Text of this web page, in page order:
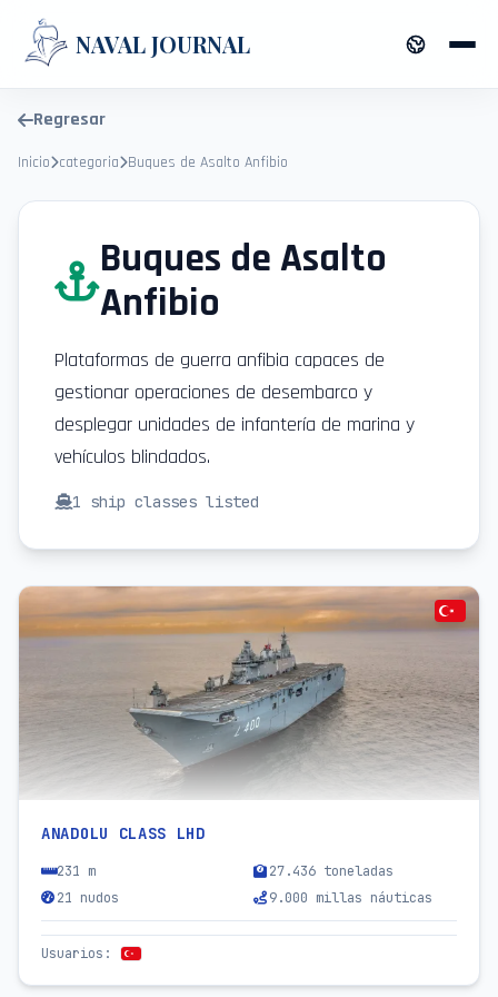
NAVAL JOURNAL
Regresar
Inicio categoria Buques de Asalto Anfibio
Buques de Asalto
Anfibio
Plataformas de guerra anfibia capaces de
gestionar operaciones de desembarco y
desplegar unidades de infantería de marina y
vehículos blindados.
1 ship classes listed
ANADOLU CLASS LHD
231 m
27.436 toneladas
21 nudos
9.000 millas náuticas
Usuarios :